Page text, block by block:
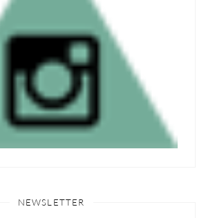
NEWSLETTER